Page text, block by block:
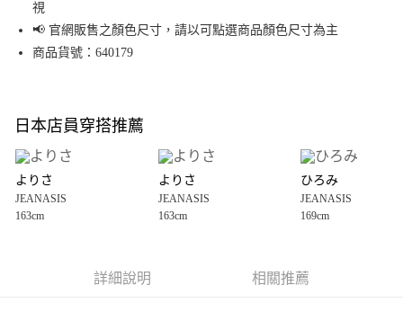
街口支付
悠遊付
全盈+PAY
大哥付你分期
【大哥付你分期使用說明】
1.本服務由台灣大哥大提供，台灣大哥大用戶可立即使用無須另外申請。
2.付款方式選擇「大哥付你分期」，訂單成立後會自動跳轉到大哥付的交易
3.實際核准額度、可分期數及費用金額請依後續交易確認頁面所載為準。
4.訂單成立30分鐘內，如未前往確認交易或遇審核未通過，訂單將自動取
AFTEE先享後付
視
📢 官網販售之顏色尺寸，請以可點選商品顏色尺寸為主
商品貨號：640179
日本店員穿搭推薦
よりさ
JEANASIS
163cm
よりさ
JEANASIS
163cm
ひろみ
JEANASIS
169cm
詳細說明 相關推薦